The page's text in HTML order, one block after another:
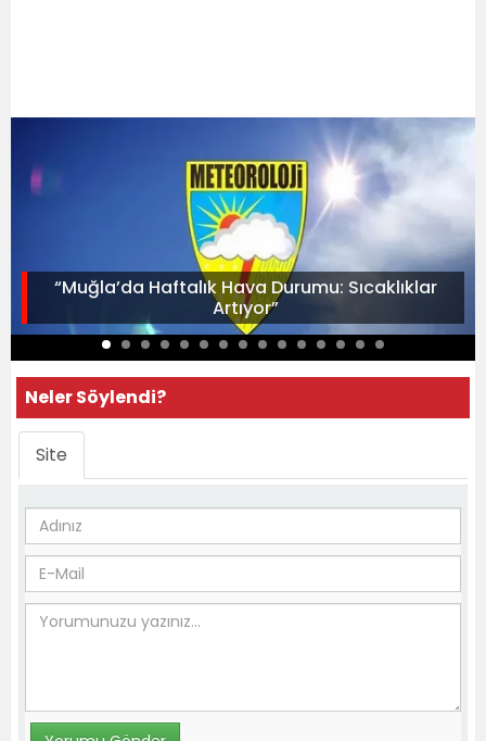
“Muğla’da Haftalık Hava Durumu: Sıcaklıklar
Artıyor”
Neler Söylendi?
Site